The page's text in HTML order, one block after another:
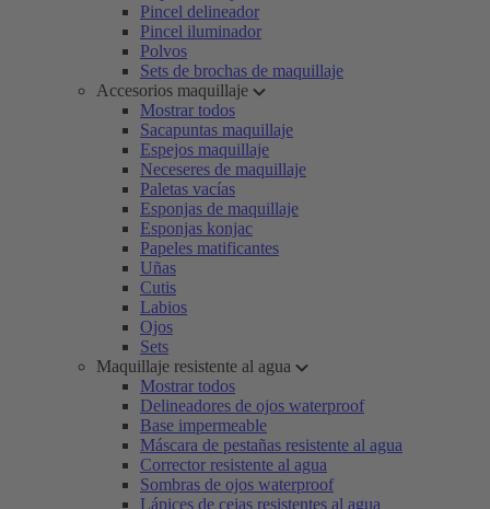
Pincel delineador
Pincel iluminador
Polvos
Sets de brochas de maquillaje
Accesorios maquillaje
Mostrar todos
Sacapuntas maquillaje
Espejos maquillaje
Neceseres de maquillaje
Paletas vacías
Esponjas de maquillaje
Esponjas konjac
Papeles matificantes
Uñas
Cutis
Labios
Ojos
Sets
Maquillaje resistente al agua
Mostrar todos
Delineadores de ojos waterproof
Base impermeable
Máscara de pestañas resistente al agua
Corrector resistente al agua
Sombras de ojos waterproof
Lápices de cejas resistentes al agua